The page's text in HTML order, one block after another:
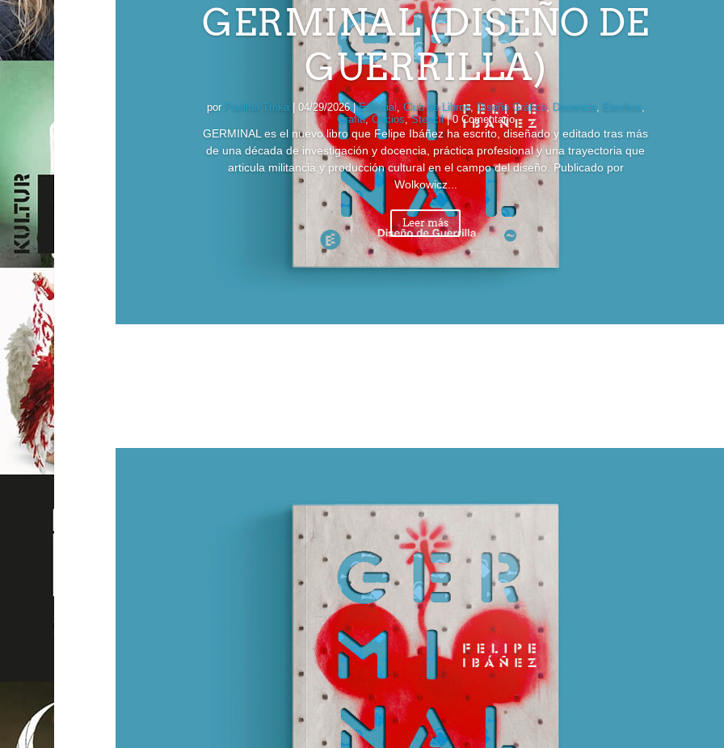
GERMINAL (DISEÑO DE
GUERRILLA)
por Pavlina Trnka | 04/29/2026|Editorial,Club de Libros, Diseño Gráfico, Docencia Escritos
Grafiti,Oficios,Stencil| 0 Comentario
GERMINAL es el nuevo libro que Felipe Ibáñez ha escrito, diseñado y editado tras más
de una década de investigación y docencia, práctica profesional y una trayectoria que
articula militancia y producción cultural en el campo del diseño. Publicado por
Wolkowicz...
Leer más